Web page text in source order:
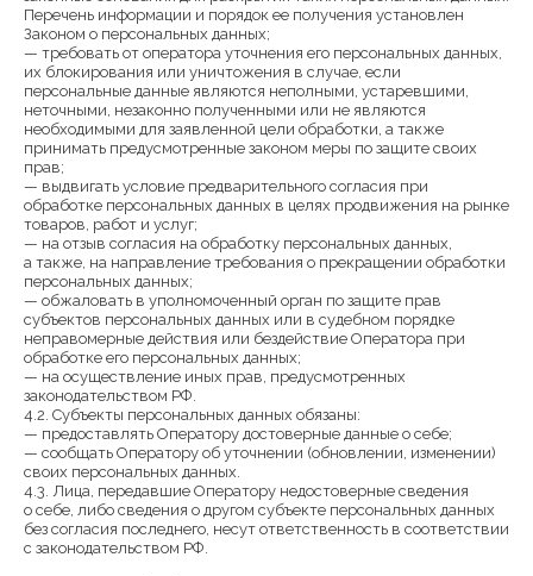
Перечень информации и порядок ее получения установлен
Законом о персональных данных;
— требовать от оператора уточнения его персональных данных,
их блокирования или уничтожения в случае, если
персональные данные являются неполными, устаревшими,
неточными, незаконно полученными или не являются
необходимыми для заявленной цели обработки, а также
принимать предусмотренные законом меры по защите своих
прав;
— выдвигать условие предварительного согласия при
обработке персональных данных в целях продвижения на рынке
товаров, работ и услуг;
— на отзыв согласия на обработку персональных данных,
а также, на направление требования о прекращении обработки
персональных данных;
— обжаловать в уполномоченный орган по защите прав
субъектов персональных данных или в судебном порядке
неправомерные действия или бездействие Оператора при
обработке его персональных данных;
— на осуществление иных прав, предусмотренных
законодательством РФ.
4.2. Субъекты персональных данных обязаны:
— предоставлять Оператору достоверные данные о себе;
— сообщать Оператору об уточнении (обновлении, изменении)
своих персональных данных.
4.3. Лица, передавшие Оператору недостоверные сведения
о себе, либо сведения о другом субъекте персональных данных
без согласия последнего, несут ответственность в соответствии
с законодательством РФ.